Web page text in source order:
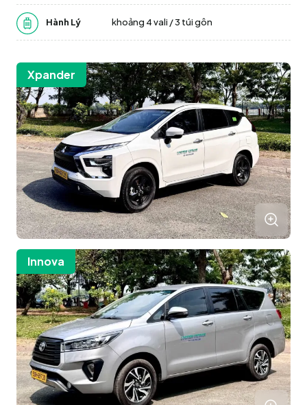
Hành Lý khoảng 4 vali / 3 túi gôn
Xpander
Innova